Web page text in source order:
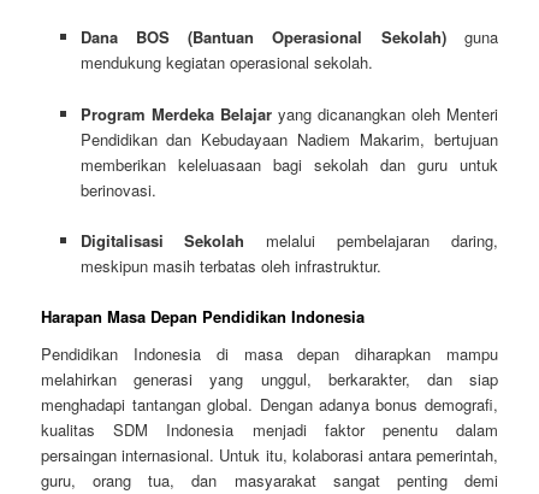
Dana BOS (Bantuan Operasional Sekolah)guna
mendukung kegiatan operasional sekolah.
Program Merdeka Belajaryang dicanangkan oleh Menteri
Pendidikan dan Kebudayaan Nadiem Makarim, bertujuan
memberikan keleluasaan bagi sekolah dan guru untuk
berinovasi.
Digitalisasi Sekolah melalui pembelajaran daring,
meskipun masih terbatas oleh infrastruktur.
Harapan Masa Depan Pendidikan Indonesia
Pendidikan Indonesia di masa depan diharapkan mampu
melahirkan generasi yang unggul, berkarakter, dan siap
menghadapi tantangan global. Dengan adanya bonus demografi,
kualitas SDM Indonesia menjadi faktor penentu dalam
persaingan internasional. Untuk itu, kolaborasi antara pemerintah,
guru, orang tua, dan masyarakat sangat penting demi